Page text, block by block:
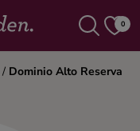
0
/ Dominio Alto Reserva